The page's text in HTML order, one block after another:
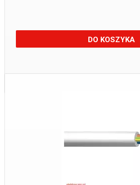
DO KOSZYKA
Dostępne:7722 m.